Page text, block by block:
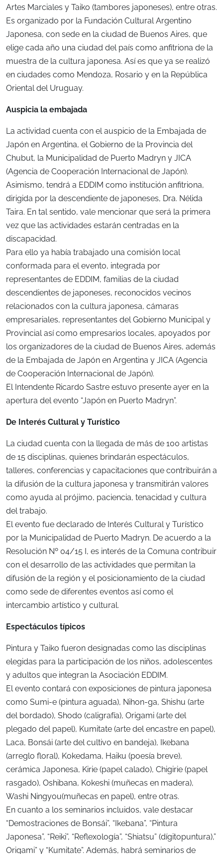
Artes Marciales y Taiko (tambores japoneses), entre otras.
Es organizado por la Fundación Cultural Argentino
Japonesa, con sede en la ciudad de Buenos Aires, que
elige cada año una ciudad del país como anfitriona de la
muestra de la cultura japonesa. Así es que ya se realizó
en ciudades como Mendoza, Rosario y en la República
Oriental del Uruguay.
Auspicia la embajada
La actividad cuenta con el auspicio de la Embajada de
Japón en Argentina, el Gobierno de la Provincia del
Chubut, la Municipalidad de Puerto Madryn y JICA
(Agencia de Cooperación Internacional de Japón).
Asimismo, tendrá a EDDIM como institución anfitriona,
dirigida por la descendiente de japoneses, Dra. Nélida
Taira. En tal sentido, vale mencionar que será la primera
vez que las actividades estarán centradas en la
discapacidad.
Para ello ya había trabajado una comisión local
conformada para el evento, integrada por
representantes de EDDIM, familias de la ciudad
descendientes de japoneses, reconocidos vecinos
relacionados con la cultura japonesa, cámaras
empresariales, representantes del Gobierno Municipal y
Provincial así como empresarios locales, apoyados por
los organizadores de la ciudad de Buenos Aires, además
de la Embajada de Japón en Argentina y JICA (Agencia
de Cooperación Internacional de Japón).
El Intendente Ricardo Sastre estuvo presente ayer en la
apertura del evento “Japón en Puerto Madryn”.
De Interés Cultural y Turístico
La ciudad cuenta con la llegada de más de 100 artistas
de 15 disciplinas, quienes brindarán espectáculos,
talleres, conferencias y capacitaciones que contribuirán a
la difusión de la cultura japonesa y transmitirán valores
como ayuda al prójimo, paciencia, tenacidad y cultura
del trabajo.
El evento fue declarado de Interés Cultural y Turístico
por la Municipalidad de Puerto Madryn. De acuerdo a la
Resolución Nº 04/15 I, es interés de la Comuna contribuir
con el desarrollo de las actividades que permitan la
difusión de la región y el posicionamiento de la ciudad
como sede de diferentes eventos así como el
intercambio artístico y cultural.
Espectáculos típicos
Pintura y Taiko fueron designadas como las disciplinas
elegidas para la participación de los niños, adolescentes
y adultos que integran la Asociación EDDIM.
El evento contará con exposiciones de pintura japonesa
como Sumi-e (pintura aguada), Nihon-ga, Shishu (arte
del bordado), Shodo (caligrafía), Origami (arte del
plegado del papel), Kumitate (arte del encastre en papel),
Laca, Bonsái (arte del cultivo en bandeja), Ikebana
(arreglo floral), Kokedama, Haiku (poesía breve),
cerámica Japonesa, Kirie (papel calado), Chigirie (papel
rasgado), Oshibana, Kokeshi (muñecas en madera),
Washi Ningyou(muñecas en papel), entre otras.
En cuanto a los seminarios incluidos, vale destacar
“Demostraciones de Bonsái”, “Ikebana”, “Pintura
Japonesa”, “Reiki”, “Reflexología”, “Shiatsu” (dígitopuntura),”
Origami” y “Kumitate”. Además, habrá seminarios de